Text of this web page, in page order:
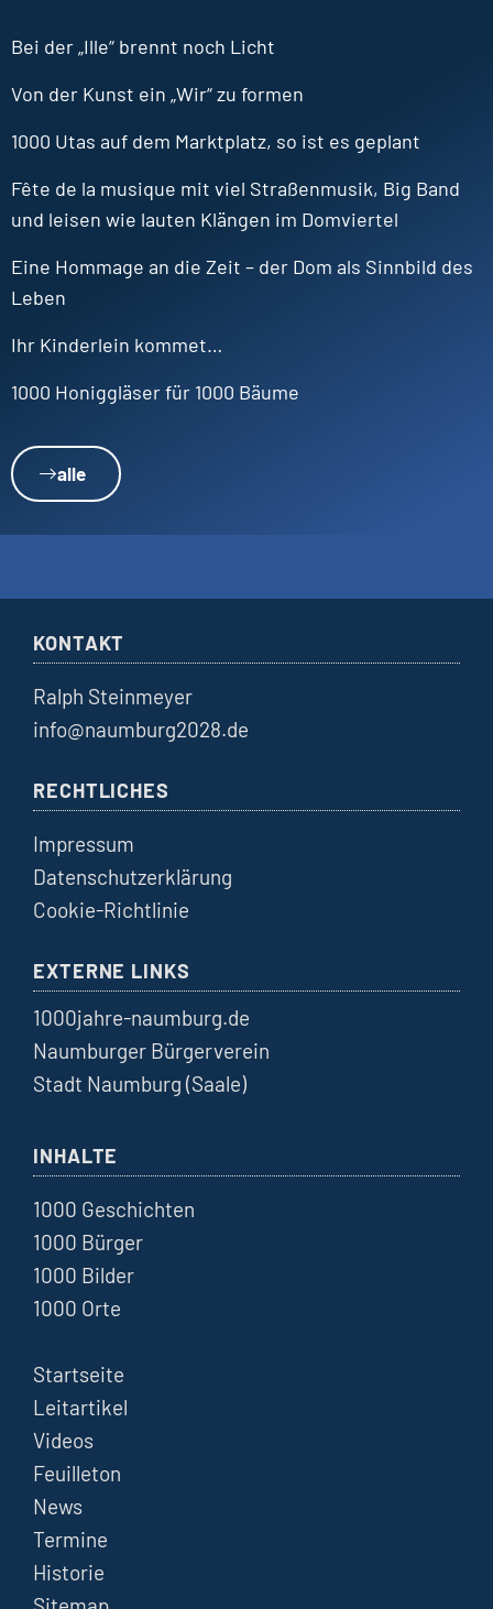
Bei der „Ille“ brennt noch Licht
Von der Kunst ein „Wir“ zu formen
1000 Utas auf dem Marktplatz, so ist es geplant
Fête de la musique mit viel Straßenmusik, Big Band
und leisen wie lauten Klängen im Domviertel
Eine Hommage an die Zeit – der Dom als Sinnbild des
Leben
Ihr Kinderlein kommet…
1000 Honiggläser für 1000 Bäume
alle
KONTAKT
Ralph Steinmeyer
info@naumburg2028.de
RECHTLICHES
Impressum
Datenschutzerklärung
Cookie-Richtlinie
EXTERNE LINKS
1000jahre-naumburg.de
Naumburger Bürgerverein
Stadt Naumburg (Saale)
INHALTE
1000 Geschichten
1000 Bürger
1000 Bilder
1000 Orte
Startseite
Leitartikel
Videos
Feuilleton
News
Termine
Historie